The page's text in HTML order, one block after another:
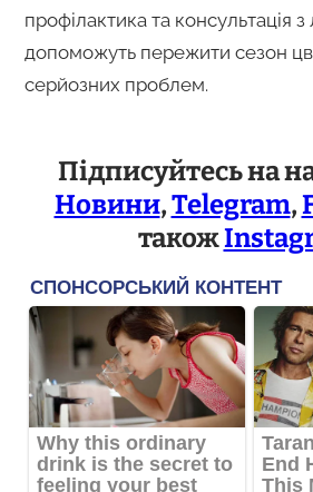
профілактика та консультація з
допоможуть пережити сезон
серйозних проблем.
Підписуйтесь на
Новини,Telegram,
також